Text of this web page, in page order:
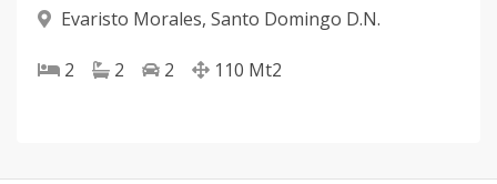
Evaristo Morales, Santo Domingo D.N.
2 2 2 110 Mt2